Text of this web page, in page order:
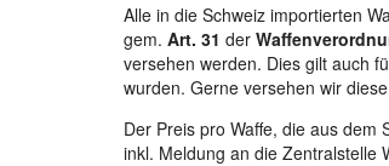
Alle in die Schweiz importierten
gem. Art. 31 der
versehen werden. Dies gilt auch
wurden. Gerne versehen wir
Der Preis pro Waffe, die aus
inkl. Meldung an die Zentralstelle